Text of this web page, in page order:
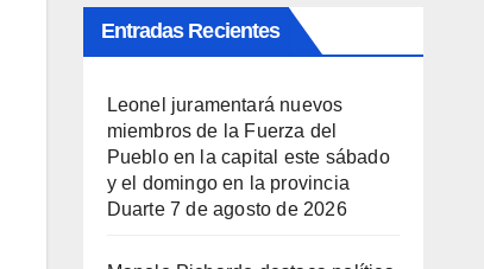
Entradas Recientes
Leonel juramentará nuevos
miembros de la Fuerza del
Pueblo en la capital este sábado
y el domingo en la provincia
Duarte 7 de agosto de 2026